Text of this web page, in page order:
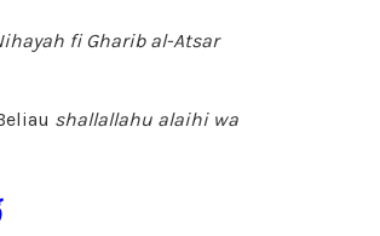
fi Gharib al-Atsar
shallallahu alaihi wa